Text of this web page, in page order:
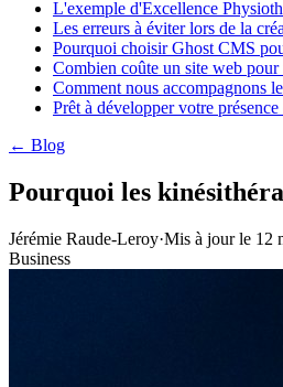
L'exemple d'Excellence
Les erreurs à éviter lors de la
Pourquoi choisir Ghost CMS
Combien coûte un site web pour
Comment nous accompagnons
Prêt à développer votre
← Blog
Pourquoi les
Jérémie Raude-Leroy·Mis à jour le 12
Business